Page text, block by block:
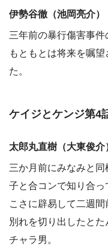
伊勢谷徹（池岡亮介）
三年前の暴行傷害事件
もともとは将来を嘱
た。
ケイジとケンジ第4
太郎丸直樹（大東俊介
三か月前にみなみと
子と合コンで知り合
こさに辟易して二週
別れを切り出したと
チャラ男。